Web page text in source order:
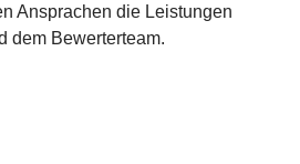
Ansprachen die Leistungen
dem Bewerterteam.